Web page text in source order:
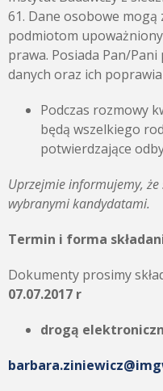
61. Dane osobowe mogą
podmiotom
prawa. Posiada Pan/
danych oraz ich
Podczas rozmowy
będą wszelkiego
potwierdzające
Uprzejmie informujemy, że
wybranymi kandydatami.
Termin i forma
Dokumenty prosimy
07.07.2017 r
drogą